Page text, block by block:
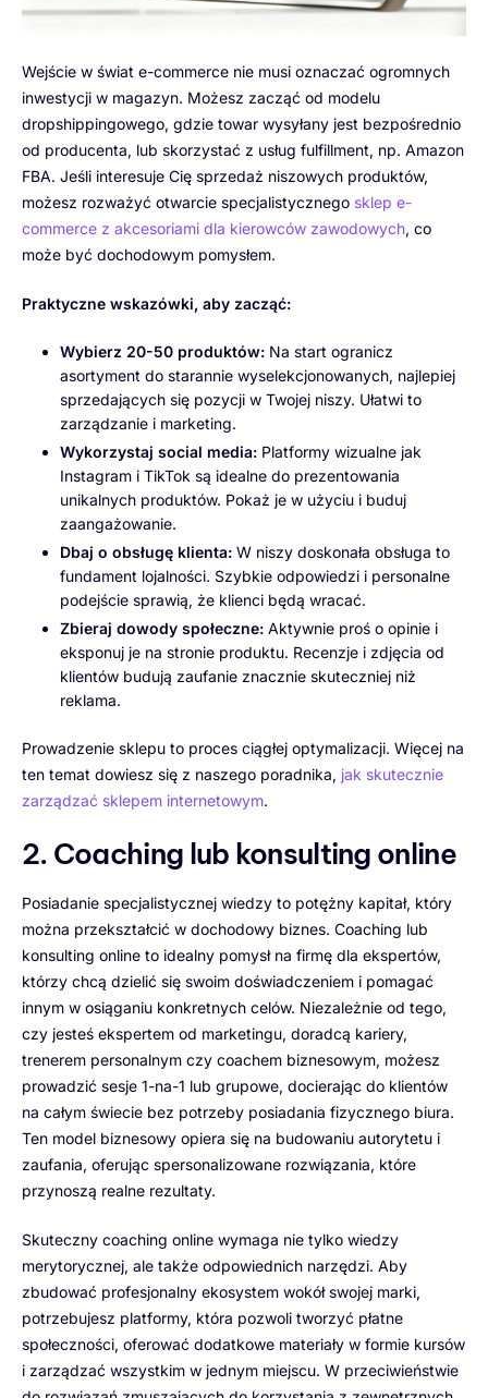
Wejście w świat e-commerce nie musi oznaczać ogromnych
inwestycji w magazyn. Możesz zacząć od modelu
dropshippingowego, gdzie towar wysyłany jest bezpośrednio
od producenta, lub skorzystać z usług fulfillment, np. Amazon
FBA. Jeśli interesuje Cię sprzedaż niszowych produktów,
możesz rozważyć otwarcie specjalistycznego sklep e-
commerce z akcesoriami dla kierowców zawodowych, co
może być dochodowym pomysłem.
Praktyczne wskazówki, aby zacząć:
Wybierz 20-50 produktów: Na start ogranicz
asortyment do starannie wyselekcjonowanych, najlepiej
sprzedających się pozycji w Twojej niszy. Ułatwi to
zarządzanie i marketing.
Wykorzystaj social media: Platformy wizualne jak
Instagram i TikTok są idealne do prezentowania
unikalnych produktów. Pokaż je w użyciu i buduj
zaangażowanie.
Dbaj o obsługę klienta: W niszy doskonała obsługa to
fundament lojalności. Szybkie odpowiedzi i personalne
podejście sprawią, że klienci będą wracać.
Zbieraj dowody społeczne: Aktywnie proś o opinie i
eksponuj je na stronie produktu. Recenzje i zdjęcia od
klientów budują zaufanie znacznie skuteczniej niż
reklama.
Prowadzenie sklepu to proces ciągłej optymalizacji. Więcej na
ten temat dowiesz się z naszego poradnika, jak skutecznie
zarządzać sklepem internetowym.
2. Coaching lub konsulting online
Posiadanie specjalistycznej wiedzy to potężny kapitał, który
można przekształcić w dochodowy biznes. Coaching lub
konsulting online to idealny pomysł na firmę dla ekspertów,
którzy chcą dzielić się swoim doświadczeniem i pomagać
innym w osiąganiu konkretnych celów. Niezależnie od tego,
czy jesteś ekspertem od marketingu, doradcą kariery,
trenerem personalnym czy coachem biznesowym, możesz
prowadzić sesje 1-na-1 lub grupowe, docierając do klientów
na całym świecie bez potrzeby posiadania fizycznego biura.
Ten model biznesowy opiera się na budowaniu autorytetu i
zaufania, oferując spersonalizowane rozwiązania, które
przynoszą realne rezultaty.
Skuteczny coaching online wymaga nie tylko wiedzy
merytorycznej, ale także odpowiednich narzędzi. Aby
zbudować profesjonalny ekosystem wokół swojej marki,
potrzebujesz platformy, która pozwoli tworzyć płatne
społeczności, oferować dodatkowe materiały w formie kursów
i zarządzać wszystkim w jednym miejscu. W przeciwieństwie